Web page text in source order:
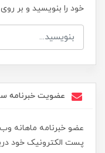
خود را بنویسید و بر
عضویت خبرنامه
عضو خبرنامه ماهانه
پست الکترونیک خود